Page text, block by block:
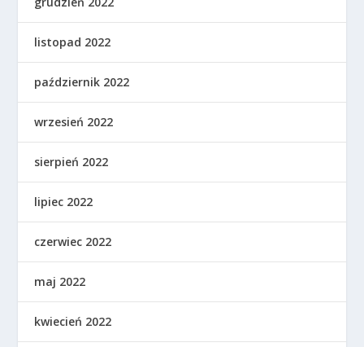
listopad 2022
październik 2022
wrzesień 2022
sierpień 2022
lipiec 2022
czerwiec 2022
maj 2022
kwiecień 2022